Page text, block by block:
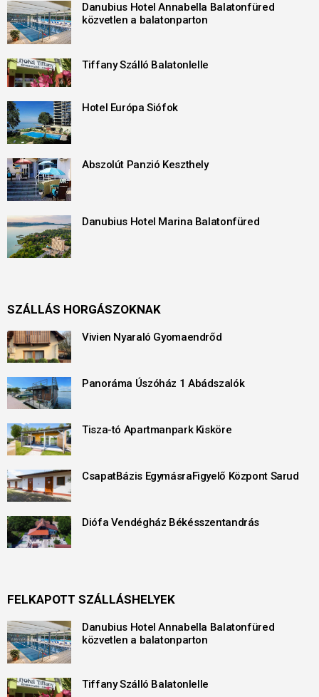
Danubius Hotel Annabella Balatonfüred
közvetlen a balatonparton
Tiffany Szálló Balatonlelle
Hotel Európa Siófok
Abszolút Panzió Keszthely
Danubius Hotel Marina Balatonfüred
SZÁLLÁS HORGÁSZOKNAK
Vivien Nyaraló Gyomaendrőd
Panoráma Úszóház 1 Abádszalók
Tisza-tó Apartmanpark Kisköre
CsapatBázis EgymásraFigyelő Központ Sarud
Diófa Vendégház Békésszentandrás
FELKAPOTT SZÁLLÁSHELYEK
Danubius Hotel Annabella Balatonfüred
közvetlen a balatonparton
Tiffany Szálló Balatonlelle